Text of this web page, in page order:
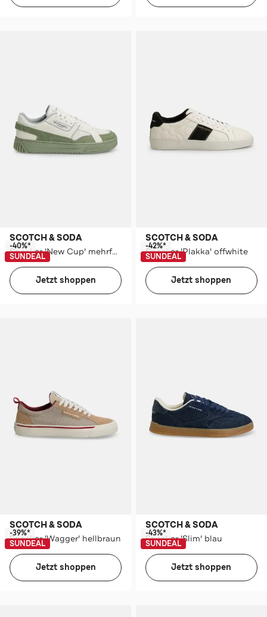
SCOTCH & SODA
Sneaker 'New Cup' mehrfarbig
-40%*
SUNDEAL
Jetzt shoppen
SCOTCH & SODA
Sneaker 'Plakka' offwhite
-42%*
SUNDEAL
Jetzt shoppen
SCOTCH & SODA
Sneaker 'Wagger' hellbraun
-39%*
SUNDEAL
Jetzt shoppen
SCOTCH & SODA
Sneaker 'Slim' blau
-43%*
SUNDEAL
Jetzt shoppen